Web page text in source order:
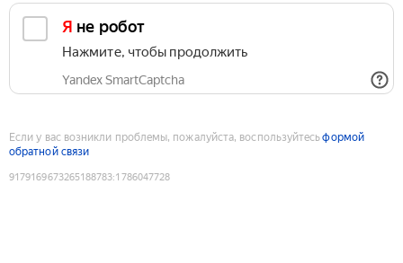
Я не робот
Нажмите, чтобы продолжить
Yandex SmartCaptcha
Если у вас возникли проблемы, пожалуйста, воспользуйтесьформой
обратной связи
9179169673265188783:1786047728